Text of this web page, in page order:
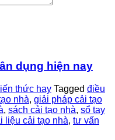
dụng hiện nay
thức hay Tagged điều
nhà, giải pháp cải tạo
, sách cải tạo nhà, sổ tay
liệu cải tạo nhà, tư vấn